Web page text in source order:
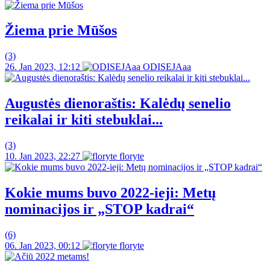
Žiema prie Mūšos
(3)
26. Jan 2023, 12:12
ODISEJAaa
Augustės dienoraštis: Kalėdų senelio
reikalai ir kiti stebuklai...
(3)
10. Jan 2023, 22:27
floryte
Kokie mums buvo 2022-ieji: Metų
nominacijos ir „STOP kadrai“
(6)
06. Jan 2023, 00:12
floryte